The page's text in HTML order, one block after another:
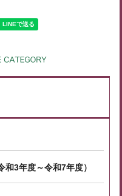
3年度～令和7年度）